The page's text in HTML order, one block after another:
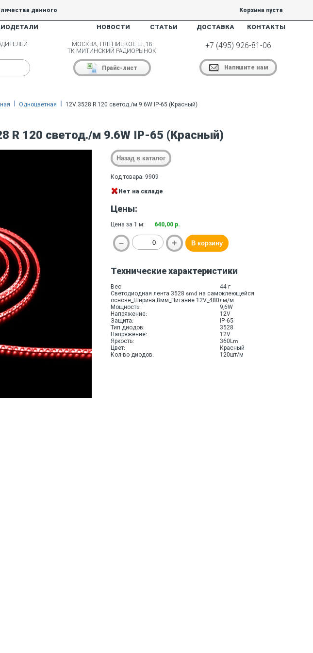
данного Корзина пуста
НОВОСТИ СТАТЬИ ДОСТАВКА КОНТАКТЫ
МОСКВА, ПЯТНИЦКОЕ Ш.,18
ТК МИТИНСКИЙ РАДИОРЫНОК
Прайс-лист
+7 (495) 926-81-06
Напишите нам
Одноцветная 12V 3528 R 120 светод./м 9.6W IP-65 (Красный)
R 120 светод./м 9.6W IP-65 (Красный)
Код товара: 9909
Нет на складе
Цены:
Цена за 1 м: 640,00 р.
Технические характеристики
Вес
44 г
Светодиодная лента 3528 smd на самоклеющейся
основе_Ширина 8мм_Питание 12V_480лм/м
Мощность:
9,6W
Напряжение:
12V
Защита:
IP-65
Тип диодов:
3528
Напряжение:
12V
Яркость:
360Lm
Цвет:
Красный
Кол-во диодов:
120шт/м